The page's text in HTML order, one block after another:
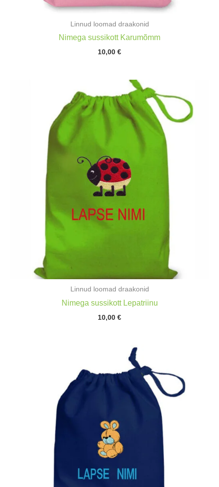
Linnud loomad draakonid
Nimega sussikott Karumõmm
10,00 €
Linnud loomad draakonid
Nimega sussikott Lepatriinu
10,00 €